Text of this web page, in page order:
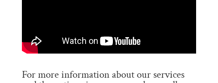
For more information about our services